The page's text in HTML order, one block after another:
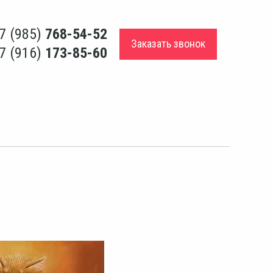
(985) 768-54-52
(916) 173-85-60
Заказать звонок